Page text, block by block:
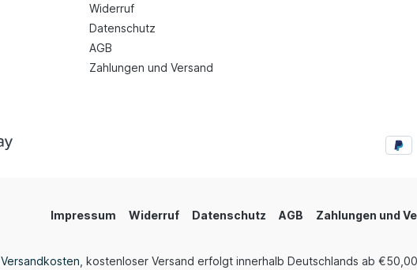
Widerruf
Datenschutz
AGB
Zahlungen und Versand
Impressum Widerruf Datenschutz AGB Zahlungen und
Versandkosten , kostenloser Versand erfolgt innerhalb Deutschlands ab